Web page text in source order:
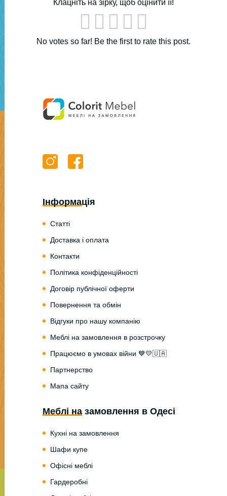
Клацніть на зірку, щоб оцінити її!
No votes so far! Be the first to rate this post.
Інформація
Статті
Доставка і оплата
Контакти
Політика конфіденційності
Договір публічної оферти
Повернення та обмін
Відгуки про нашу компанію
Меблі на замовлення в розстрочку
Працюємо в умовах війни 💙💛🇺🇦
Партнерство
Мапа сайту
Меблі на замовлення в Одесі
Кухні на замовлення
Шафи купе
Офісні меблі
Гардеробні